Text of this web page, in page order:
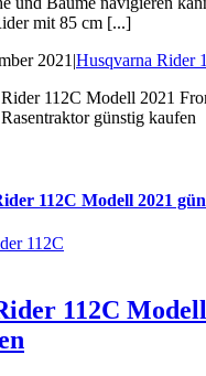
mit 85 cm [...]
2021 |Husqvarna Rider
112C Modell 2021
112C
112C